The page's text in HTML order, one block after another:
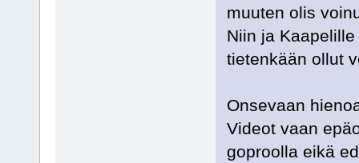
muuten olis
Niin ja
tietenkään ollut
Onsevaan
Videot vaan
goproolla eikä